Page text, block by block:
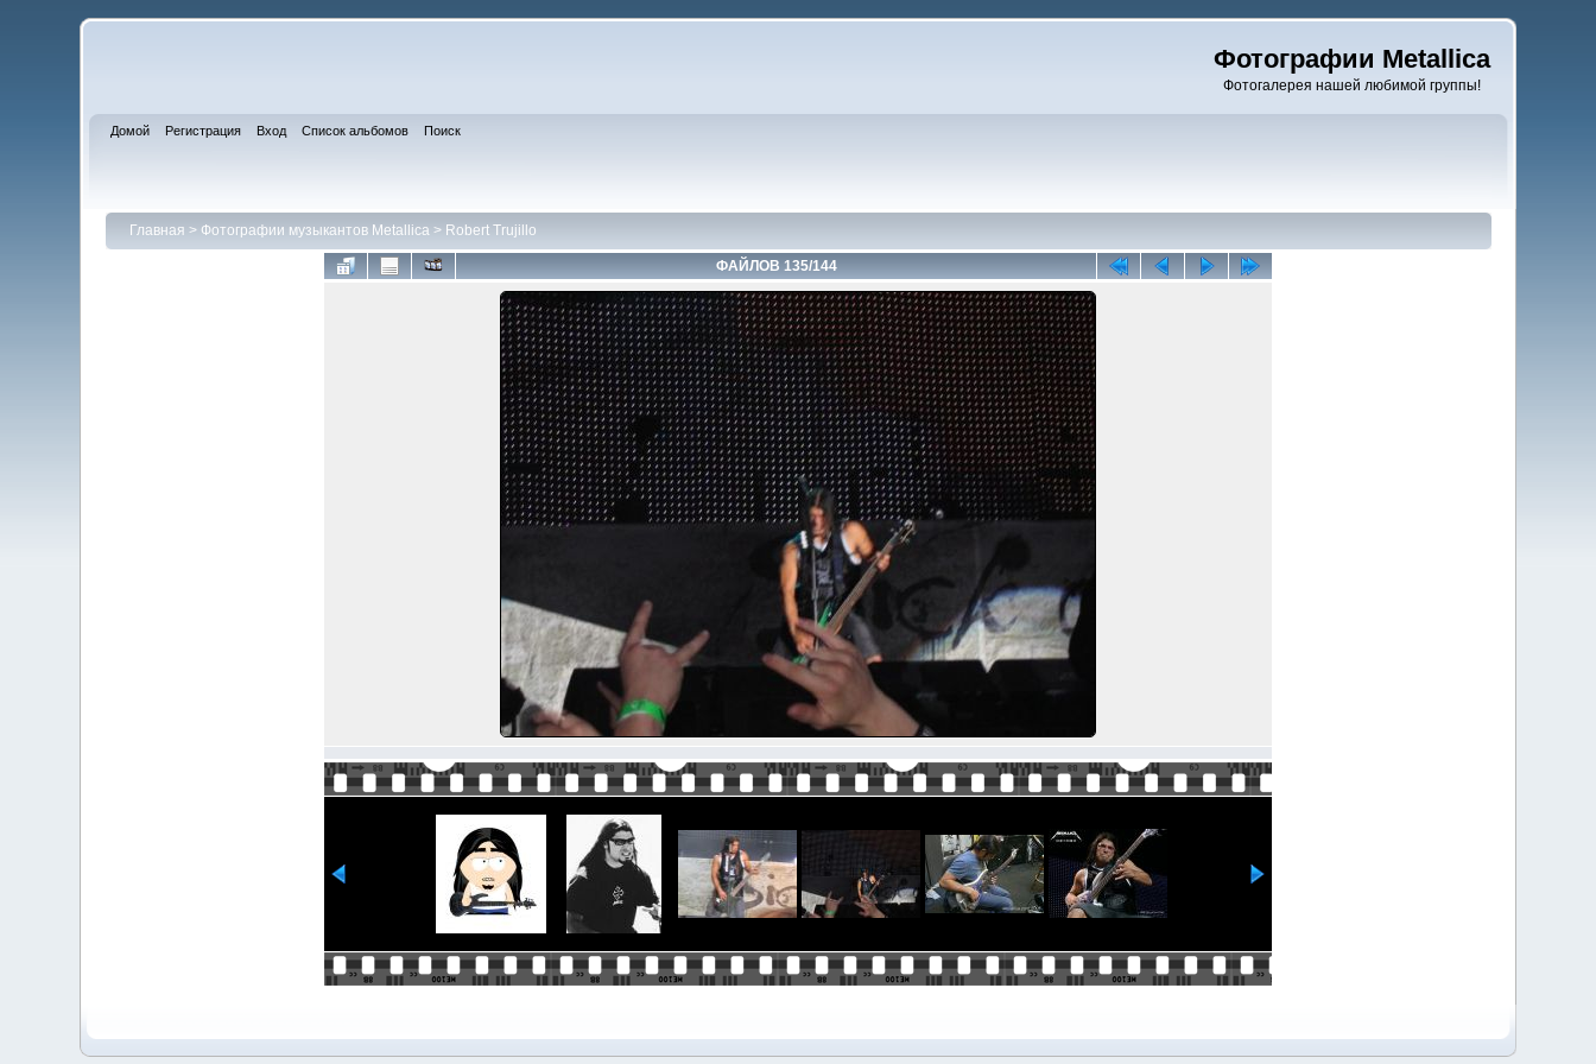
Фотографии Metallica
Фотогалерея нашей любимой группы!
Домой Регистрация Вход Список альбомов Поиск
Главная > Фотографии музыкантов Metallica> Robert Trujillo
ФАЙЛОВ 135/144